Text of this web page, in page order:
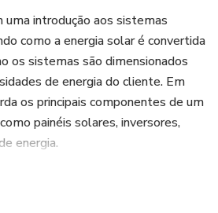
uma introdução aos sistemas
como a energia solar é convertida
os sistemas são dimensionados
de energia do cliente. Em
os principais componentes de um
painéis solares, inversores,
energia.
orientações sobre como realizar a